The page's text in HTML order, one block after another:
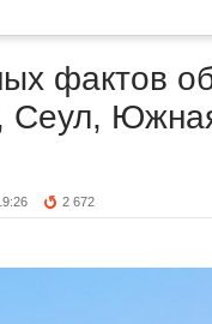
фактов
Сеул,
2 672